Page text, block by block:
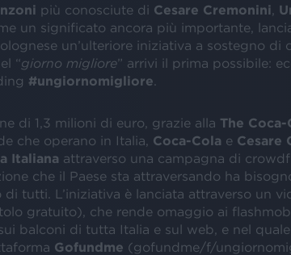
più conosciute di Cesare Cremonini
un significato ancora più importante,
un’ulteriore iniziativa a sostegno di
“giorno migliore” arrivi il prima possibile:
#ungiornomigliore
di 1,3 milioni di euro, grazie alla The Coca-
che operano in Italia, Coca-Cola e Cesare
Italiana attraverso una campagna di
che il Paese sta attraversando ha
di tutti. L’iniziativa è lanciata attraverso un
gratuito), che rende omaggio ai
balconi di tutta Italia e sul web, e nel
Gofundme (gofundme/f/